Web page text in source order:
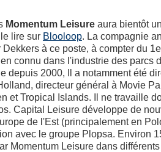
Momentum Leisureaura bientôt
lire sur Blooloop. La compagnie
à ce poste, à compter du
connu dans l'industrie des parcs
depuis 2000, Il a notamment été
directeur général à Movie
et Tropical Islands. Il ne travaille
Capital Leisure développe de
de l'Est (principalement en
avec le groupe Plopsa. Environ
Momentum Leisure dans